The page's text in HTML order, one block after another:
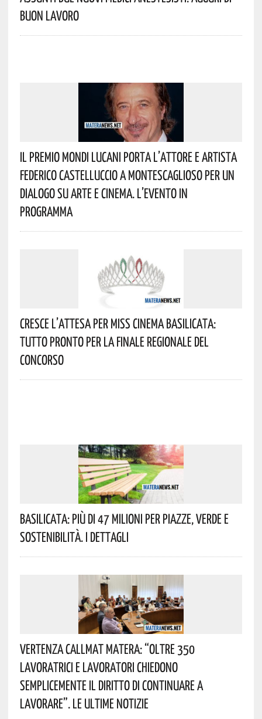
Buon Lavoro
Il Premio Mondi Lucani Porta L’attore E Artista
Federico Castelluccio A Montescaglioso Per Un
Dialogo Su Arte E Cinema. L’evento In
Programma
Cresce L’attesa Per Miss Cinema Basilicata:
Tutto Pronto Per La Finale Regionale Del
Concorso
Basilicata: Più Di 47 Milioni Per Piazze, Verde E
Sostenibilità. I Dettagli
Vertenza CallMat Matera: “Oltre 350
Lavoratrici E Lavoratori Chiedono
Semplicemente Il Diritto Di Continuare A
Lavorare”. Le Ultime Notizie